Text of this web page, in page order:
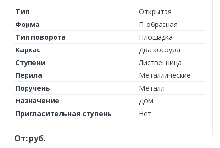
Тип
Открытая
Форма
П-образная
Тип поворота
Площадка
Каркас
Два косоура
Ступени
Лиственница
Перила
Металлические
Поручень
Металл
Назначение
Дом
Пригласительная ступень
Нет
От:руб.